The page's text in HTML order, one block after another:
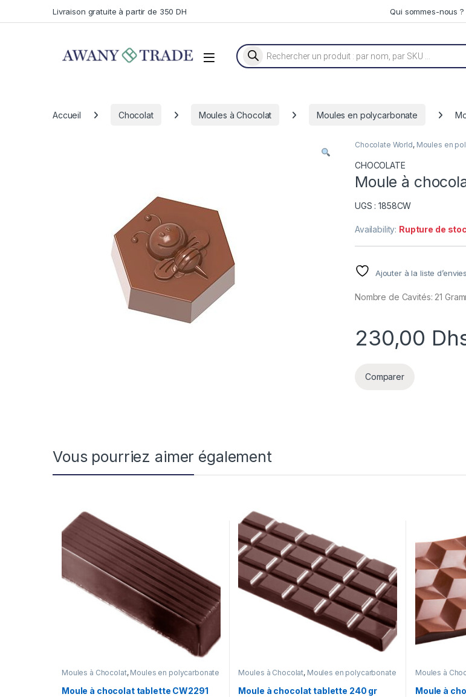
Livraison gratuite à partir de 350 DH Qui sommes-nous ?
Recherche de produits
Accueil Chocolat Moules à Chocolat Moules en polycarbonate
Chocolate World, Moules en
CHOCOLATE
Moule à
UGS : 1858CW
Availability: Rupture de
Ajouter à la liste d’envies
Nombre de Cavités: 21
230,00
Comparer
Vous pourriez aimer également
Moules à Chocolat, Moules en polycarbonate
Moule à chocolat tablette CW2291
Moules à Chocolat, Moules en polycarbonate
Moule à chocolat tablette 240 gr
Moules à
Moule à